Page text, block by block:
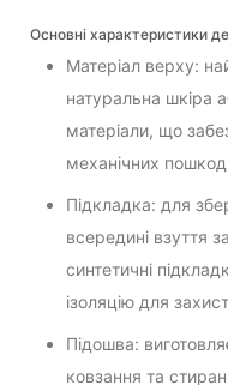
Основні характеристики
Матеріал верху:
натуральна шкіра
матеріали, що
механічних
Підкладка: для
всередині взуття
синтетичні
ізоляцію для
Підошва:
ковзання та